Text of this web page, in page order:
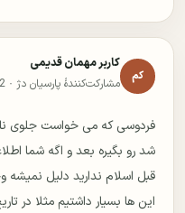
کم
کاربر مهمان قدیمی
مشارکت‌کنندهٔ پارسیان دژ ·12
فردوسی که می خواست جلوی
شد رو بگیره بعد و اگه شما
قبل اسلام ندارید دلیل نمیشه
این ها بسیار داشتیم مثلا در